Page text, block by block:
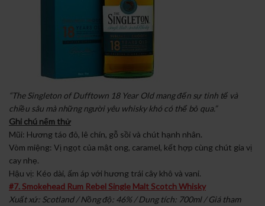
“The Singleton of Dufftown 18 Year Old mang đến sự tinh tế và
chiều sâu mà những người yêu whisky khó có thể bỏ qua.”
Ghi chú nếm thử
Mũi: Hương táo đỏ, lê chín, gỗ sồi và chút hạnh nhân.
Vòm miệng: Vị ngọt của mật ong, caramel, kết hợp cùng chút gia vị
cay nhẹ.
Hậu vị: Kéo dài, ấm áp với hương trái cây khô và vani.
#7. Smokehead Rum Rebel Single Malt Scotch Whisky
Xuất xứ: Scotland / Nồng độ: 46% / Dung tích: 700ml / Giá tham